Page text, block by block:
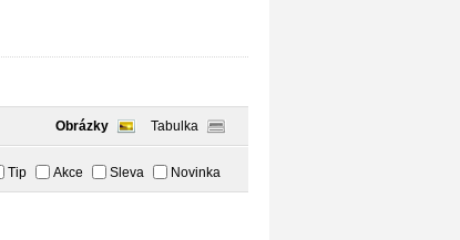
Obrázky Tabulka
Tip Akce Sleva Novinka